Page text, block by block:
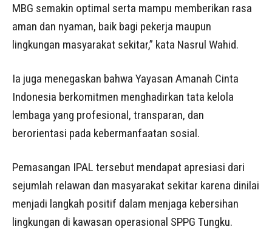
MBG semakin optimal serta mampu memberikan rasa
aman dan nyaman, baik bagi pekerja maupun
lingkungan masyarakat sekitar,” kata Nasrul Wahid.
Ia juga menegaskan bahwa Yayasan Amanah Cinta
Indonesia berkomitmen menghadirkan tata kelola
lembaga yang profesional, transparan, dan
berorientasi pada kebermanfaatan sosial.
Pemasangan IPAL tersebut mendapat apresiasi dari
sejumlah relawan dan masyarakat sekitar karena dinilai
menjadi langkah positif dalam menjaga kebersihan
lingkungan di kawasan operasional SPPG Tungku.